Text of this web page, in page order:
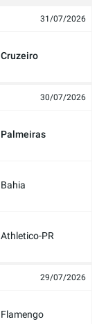
31/07/2026
Cruzeiro
30/07/2026
Palmeiras
Bahia
Athletico-PR
29/07/2026
Flamengo